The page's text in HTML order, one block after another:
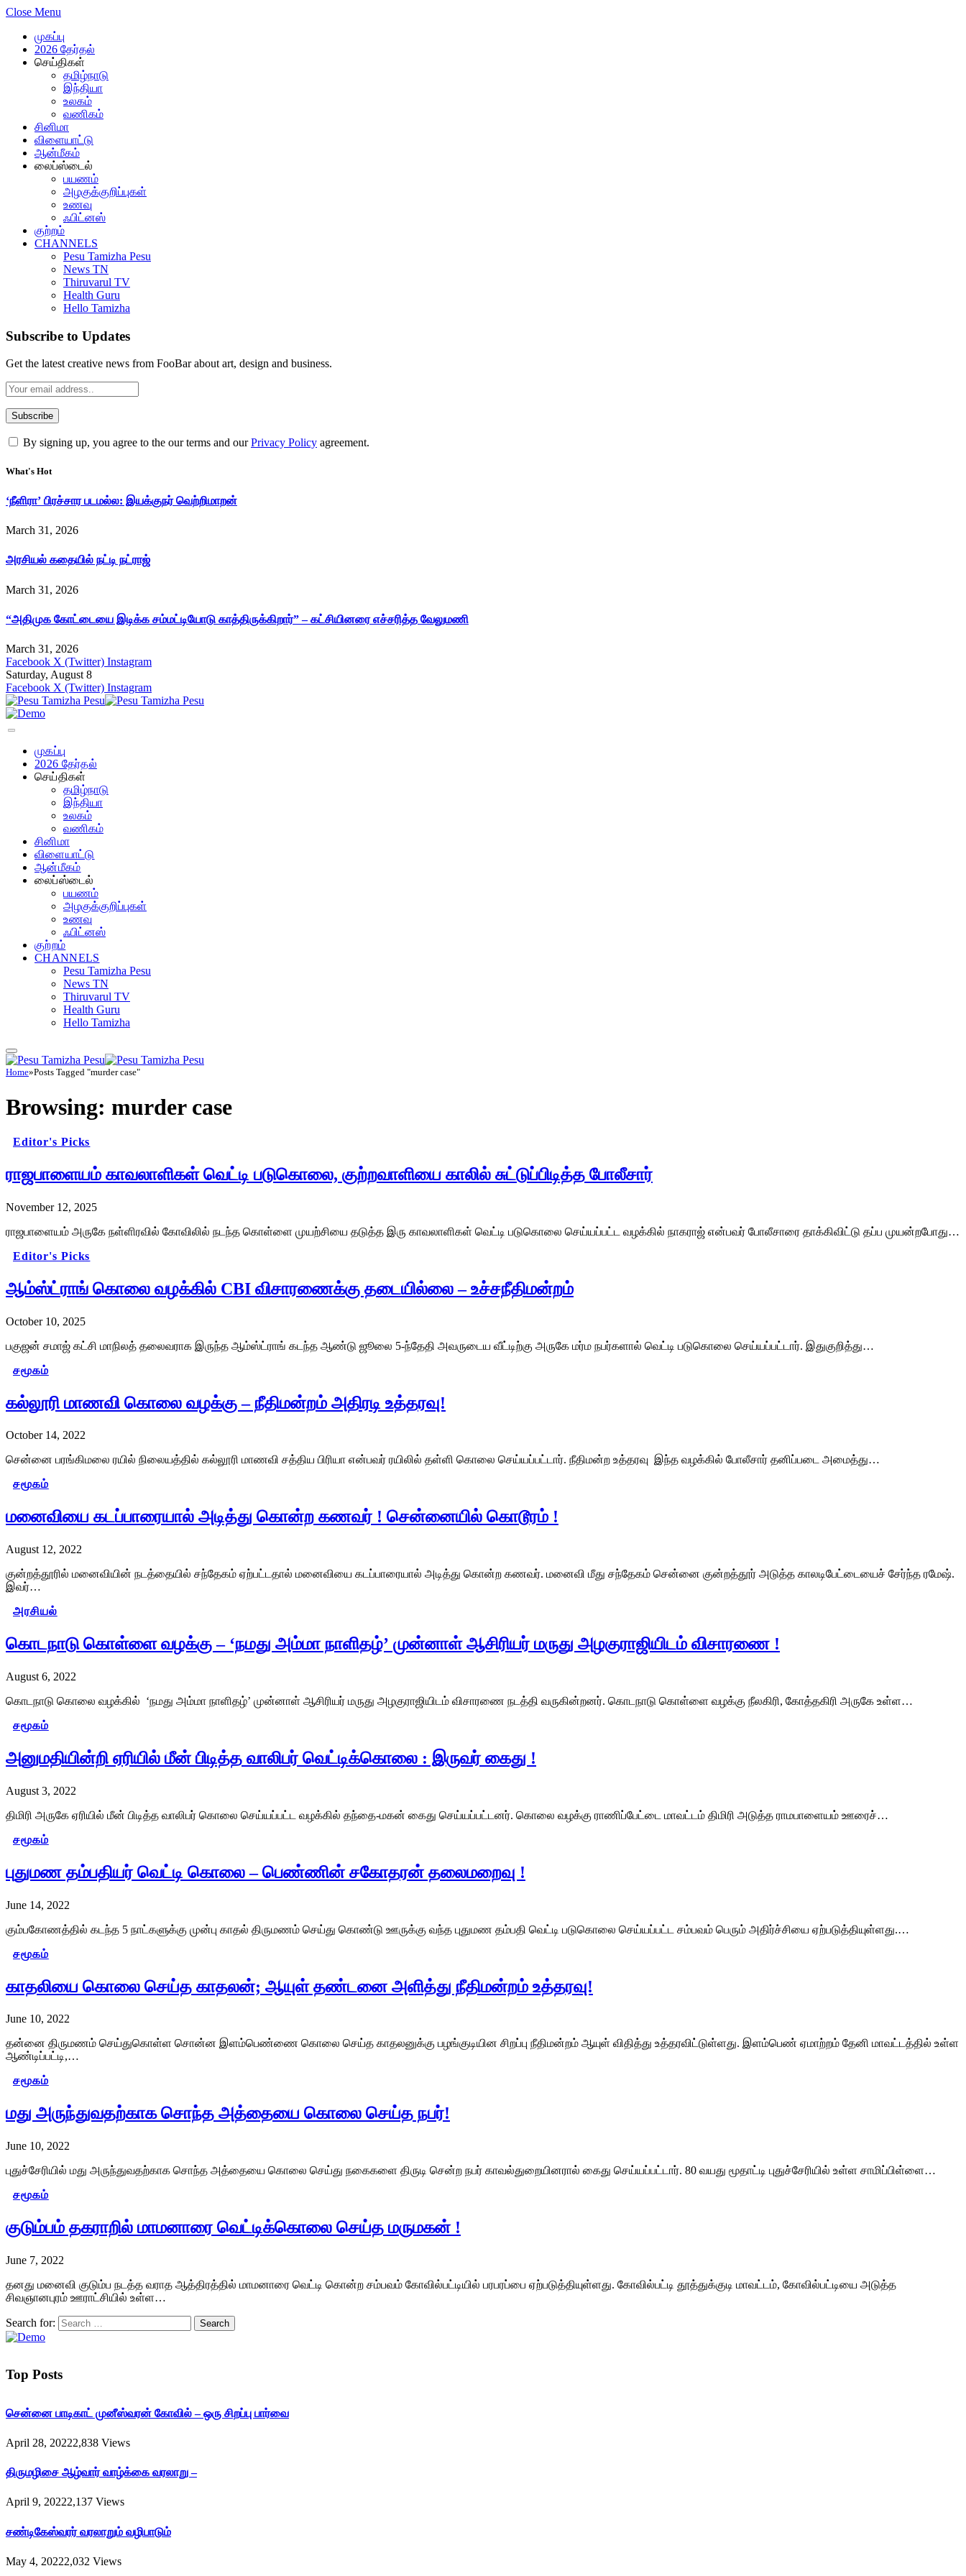
Close Menu
முகப்பு
2026 தேர்தல்
செய்திகள்
தமிழ்நாடு
இந்தியா
உலகம்
வணிகம்
சினிமா
விளையாட்டு
ஆன்மீகம்
லைப்ஸ்டைல்
பயணம்
அழகுக்குறிப்புகள்
உணவு
ஃபிட்னஸ்
குற்றம்
CHANNELS
Pesu Tamizha Pesu
News TN
Thiruvarul TV
Health Guru
Hello Tamizha
Subscribe to Updates
Get the latest creative news from FooBar about art, design and business.
By signing up, you agree to the our terms and ourPrivacy Policy agreement.
What's Hot
‘நீளிரா’ பிரச்சார படமல்ல: இயக்குநர் வெற்றிமாறன்
March 31, 2026
அரசியல் கதையில் நட்டி நட்ராஜ்
March 31, 2026
“அதிமுக கோட்டையை இடிக்க சம்மட்டியோடு காத்திருக்கிறார்” – கட்சியினரை எச்சரித்த வேலுமணி
March 31, 2026
Facebook X (Twitter) Instagram
Saturday, August 8
Facebook X (Twitter) Instagram
முகப்பு
2026 தேர்தல்
செய்திகள்
தமிழ்நாடு
இந்தியா
உலகம்
வணிகம்
சினிமா
விளையாட்டு
ஆன்மீகம்
லைப்ஸ்டைல்
பயணம்
அழகுக்குறிப்புகள்
உணவு
ஃபிட்னஸ்
குற்றம்
CHANNELS
Pesu Tamizha Pesu
News TN
Thiruvarul TV
Health Guru
Hello Tamizha
Home»Posts Tagged "murder case"
Browsing: murder case
Editor's Picks
ராஜபாளையம் காவலாளிகள் வெட்டி படுகொலை, குற்றவாளியை காலில் சுட்டுப்பிடித்த போலீசார்
November 12, 2025
ராஜபாளையம் அருகே நள்ளிரவில் கோவிலில் நடந்த கொள்ளை முயற்சியை தடுத்த இரு காவலாளிகள் வெட்டி படுகொலை செய்யப்பட்ட வழக்கில் நாகராஜ் என்பவர் போலீசாரை தாக்கிவிட்டு தப்ப முயன்றபோது…
Editor's Picks
ஆம்ஸ்ட்ராங் கொலை வழக்கில் CBI விசாரணைக்கு தடையில்லை – உச்சநீதிமன்றம்
October 10, 2025
பகுஜன் சமாஜ் கட்சி மாநிலத் தலைவராக இருந்த ஆம்ஸ்ட்ராங் கடந்த ஆண்டு ஜூலை 5-ந்தேதி அவருடைய வீட்டிற்கு அருகே மர்ம நபர்களால் வெட்டி படுகொலை செய்யப்பட்டார். இதுகுறித்து…
சமூகம்
கல்லூரி மாணவி கொலை வழக்கு – நீதிமன்றம் அதிரடி உத்தரவு!
October 14, 2022
சென்னை பரங்கிமலை ரயில் நிலையத்தில் கல்லூரி மாணவி சத்திய பிரியா என்பவர் ரயிலில் தள்ளி கொலை செய்யப்பட்டார். நீதிமன்ற உத்தரவு இந்த வழக்கில் போலீசார் தனிப்படை அமைத்து…
சமூகம்
மனைவியை கடப்பாரையால் அடித்து கொன்ற கணவர் ! சென்னையில் கொடூரம் !
August 12, 2022
குன்றத்தூரில் மனைவியின் நடத்தையில் சந்தேகம் ஏற்பட்டதால் மனைவியை கடப்பாரையால் அடித்து கொன்ற கணவர். மனைவி மீது சந்தேகம் சென்னை குன்றத்தூர் அடுத்த காலடிபேட்டையைச் சேர்ந்த ரமேஷ்.
இவர்…
அரசியல்
கொடநாடு கொள்ளை வழக்கு – ‘நமது அம்மா நாளிதழ்’ முன்னாள் ஆசிரியர் மருது அழகுராஜியிடம் விசாரணை !
August 6, 2022
கொடநாடு கொலை வழக்கில் ‘நமது அம்மா நாளிதழ்’ முன்னாள் ஆசிரியர் மருது அழகுராஜியிடம் விசாரணை நடத்தி வருகின்றனர். கொடநாடு கொள்ளை வழக்கு நீலகிரி, கோத்தகிரி அருகே உள்ள…
சமூகம்
அனுமதியின்றி ஏரியில் மீன் பிடித்த வாலிபர் வெட்டிக்கொலை : இருவர் கைது !
August 3, 2022
திமிரி அருகே ஏரியில் மீன் பிடித்த வாலிபர் கொலை செய்யப்பட்ட வழக்கில் தந்தை-மகன் கைது செய்யப்பட்டனர். கொலை வழக்கு ராணிப்பேட்டை மாவட்டம் திமிரி அடுத்த ராமபாளையம் ஊரைச்…
சமூகம்
புதுமண தம்பதியர் வெட்டி கொலை – பெண்ணின் சகோதரன் தலைமறைவு !
June 14, 2022
கும்பகோணத்தில் கடந்த 5 நாட்களுக்கு முன்பு காதல் திருமணம் செய்து கொண்டு ஊருக்கு வந்த புதுமண தம்பதி வெட்டி படுகொலை செய்யப்பட்ட சம்பவம் பெரும் அதிர்ச்சியை ஏற்படுத்தியுள்ளது.…
சமூகம்
காதலியை கொலை செய்த காதலன்; ஆயுள் தண்டனை அளித்து நீதிமன்றம் உத்தரவு!
June 10, 2022
தன்னை திருமணம் செய்துகொள்ள சொன்ன இளம்பெண்ணை கொலை செய்த காதலனுக்கு பழங்குடியின சிறப்பு நீதிமன்றம் ஆயுள் விதித்து உத்தரவிட்டுள்ளது. இளம்பெண் ஏமாற்றம் தேனி மாவட்டத்தில் உள்ள
ஆண்டிப்பட்டி,…
சமூகம்
மது அருந்துவதற்காக சொந்த அத்தையை கொலை செய்த நபர்!
June 10, 2022
புதுச்சேரியில் மது அருந்துவதற்காக சொந்த அத்தையை கொலை செய்து நகைகளை திருடி சென்ற நபர் காவல்துறையினரால் கைது செய்யப்பட்டார். 80 வயது மூதாட்டி புதுச்சேரியில் உள்ள சாமிப்பிள்ளை…
சமூகம்
குடும்பம் தகராறில் மாமனாரை வெட்டிக்கொலை செய்த மருமகன் !
June 7, 2022
தனது மனைவி குடும்ப நடத்த வராத ஆத்திரத்தில் மாமனாரை வெட்டி கொன்ற சம்பவம் கோவில்பட்டியில் பரபரப்பை ஏற்படுத்தியுள்ளது. கோவில்பட்டி தூத்துக்குடி மாவட்டம், கோவில்பட்டியை அடுத்த
சிவஞானபுரம் ஊராட்சியில் உள்ள…
Search for:
Top Posts
சென்னை பாடிகாட் முனீஸ்வரன் கோவில் – ஒரு சிறப்பு பார்வை
April 28, 20222,838 Views
திருமழிசை ஆழ்வார் வாழ்க்கை வரலாறு –
April 9, 20222,137 Views
சண்டிகேஸ்வரர் வரலாறும் வழிபாடும்
May 4, 20222,032 Views